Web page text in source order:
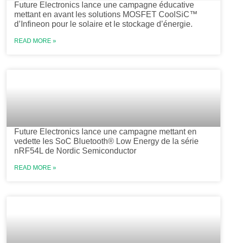
Future Electronics lance une campagne éducative
mettant en avant les solutions MOSFET CoolSiC™
d’Infineon pour le solaire et le stockage d’énergie.
READ MORE »
Future Electronics lance une campagne mettant en
vedette les SoC Bluetooth® Low Energy de la série
nRF54L de Nordic Semiconductor
READ MORE »